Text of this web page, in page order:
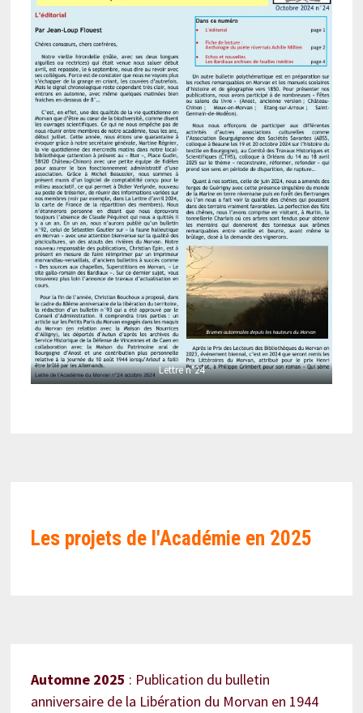
Lettre n°24
Les projets de l'Académie en 2025
Automne 2025 : Publication du bulletin
anniversaire de la Libération du Morvan en 1944